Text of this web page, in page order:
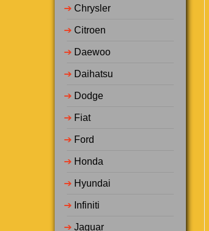
➔ Chrysler
➔ Citroen
➔ Daewoo
➔ Daihatsu
➔ Dodge
➔ Fiat
➔ Ford
➔ Honda
➔ Hyundai
➔ Infiniti
➔ Jaguar